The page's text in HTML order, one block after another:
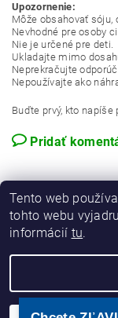
Upozornenie:
Môže obsahovať sóju,
Nevhodné pre osoby
Nie je určené pre deti.
Ukladajte mimo
Neprekračujte
Nepoužívajte ako
Buďte prvý, kto napíše
Pridať
2026 © E-
Tento web
tohto webu
informácií tu.